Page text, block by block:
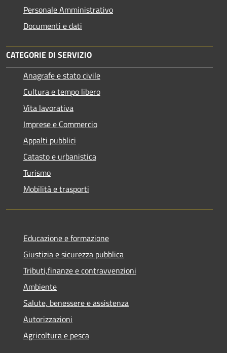
Personale Amministrativo
Documenti e dati
CATEGORIE DI SERVIZIO
Anagrafe e stato civile
Cultura e tempo libero
Vita lavorativa
Imprese e Commercio
Appalti pubblici
Catasto e urbanistica
Turismo
Mobilità e trasporti
Educazione e formazione
Giustizia e sicurezza pubblica
Tributi,finanze e contravvenzioni
Ambiente
Salute, benessere e assistenza
Autorizzazioni
Agricoltura e pesca